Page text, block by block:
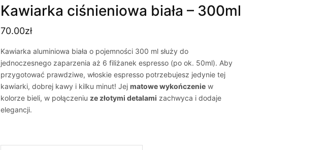
Kawiarka ciśnieniowa biała – 300ml
70.00zł
Kawiarka aluminiowa biała o pojemności 300 ml służy do
jednoczesnego zaparzenia aż 6 filiżanek espresso (po ok. 50ml). Aby
przygotować prawdziwe, włoskie espresso potrzebujesz jedynie tej
kawiarki, dobrej kawy i kilku minut! Jejmatowe wykończenie w
kolorze bieli, w połączeniu ze złotymi detalami zachwyca i dodaje
elegancji.